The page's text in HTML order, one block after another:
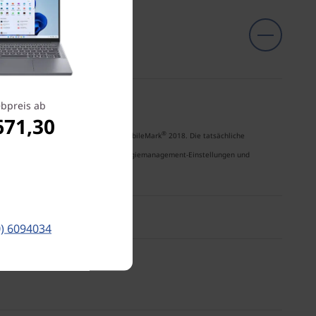
des Benchmarktests für Akkus MobileMark® 2018. Die tatsächliche
Softwarenutzung, Signalstärke, Energiemanagement-Einstellungen und
nach Nutzung.
ab
6094034